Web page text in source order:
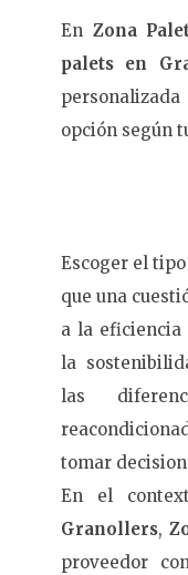
En Zona
palets en
opción según
Escoger el
que una
a la eficiencia
la
las
tomar
En el
Granollers,
proveedor